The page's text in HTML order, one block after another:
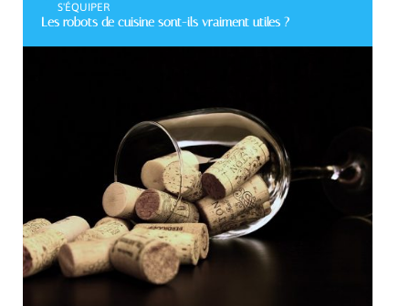
S'ÉQUIPER
Les robots de cuisine sont-ils vraiment utiles ?